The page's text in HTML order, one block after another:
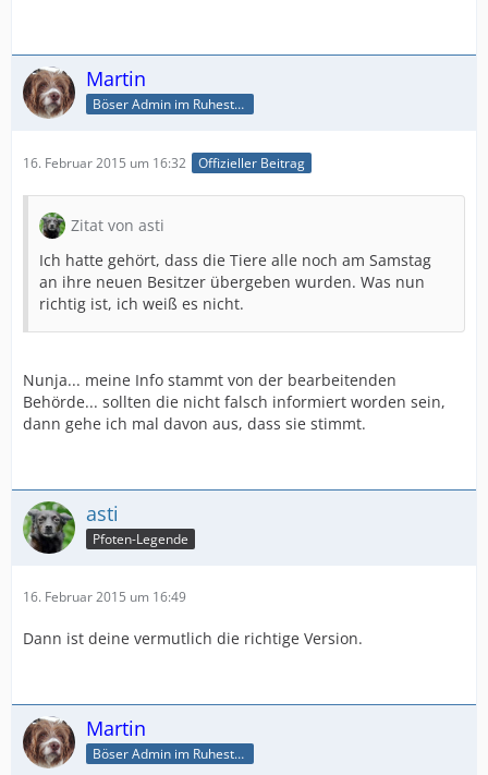
Martin
Böser Admin im Ruhestand
16. Februar 2015 um 16:32 Offizieller Beitrag
Zitat von asti
Ich hatte gehört, dass die Tiere alle noch am Samstag
an ihre neuen Besitzer übergeben wurden. Was nun
richtig ist, ich weiß es nicht.
Nunja... meine Info stammt von der bearbeitenden
Behörde... sollten die nicht falsch informiert worden sein,
dann gehe ich mal davon aus, dass sie stimmt.
asti
Pfoten-Legende
16. Februar 2015 um 16:49
Dann ist deine vermutlich die richtige Version.
Martin
Böser Admin im Ruhestand